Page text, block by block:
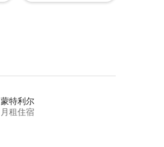
蒙特利尔
月租住宿